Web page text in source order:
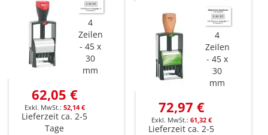
4
Zeilen
45 x
30
mm
62,05 €
52,14 €
Lieferzeit ca. 2-5
Tage
4
Zeilen
45 x
30
mm
72,97 €
61,32 €
Lieferzeit ca. 2-5